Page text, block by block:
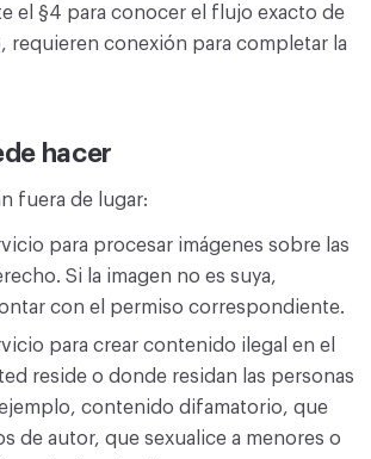
el §4 para conocer el flujo exacto de
requieren conexión para completar la
hacer
fuera de lugar:
para procesar imágenes sobre las
Si la imagen no es suya,
con el permiso correspondiente.
para crear contenido ilegal en el
reside o donde residan las personas
contenido difamatorio, que
de autor, que sexualice a menores o